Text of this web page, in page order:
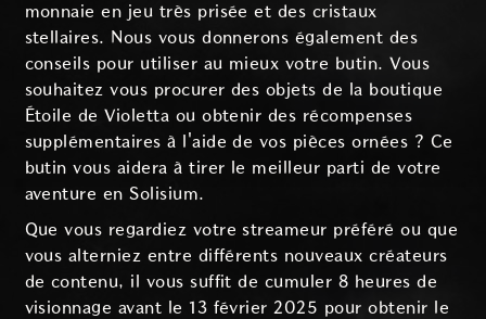
monnaie en jeu très prisée et des cristaux
stellaires. Nous vous donnerons également des
conseils pour utiliser au mieux votre butin. Vous
souhaitez vous procurer des objets de la boutique
Étoile de Violetta ou obtenir des récompenses
supplémentaires à l'aide de vos pièces ornées ? Ce
butin vous aidera à tirer le meilleur parti de votre
aventure en Solisium.
Que vous regardiez votre streameur préféré ou que
vous alterniez entre différents nouveaux créateurs
de contenu, il vous suffit de cumuler 8 heures de
visionnage avant le 13 février 2025 pour obtenir le